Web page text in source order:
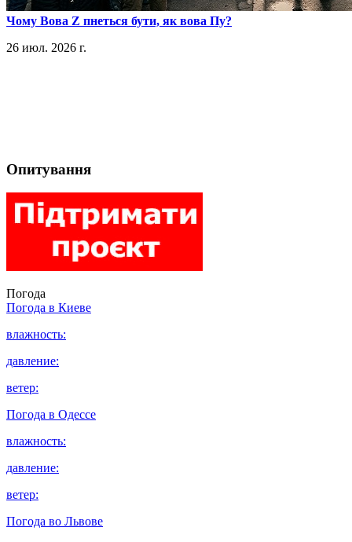
​Чому Вова Z пнеться бути, як вова Пу?
26 июл. 2026 г.
Опитування
Погода
Погода в Киеве
влажность:
давление:
ветер:
Погода в Одессе
влажность:
давление:
ветер:
Погода во Львове